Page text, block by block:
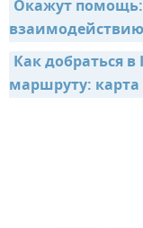
Окажут
Как добраться
маршруту: карта